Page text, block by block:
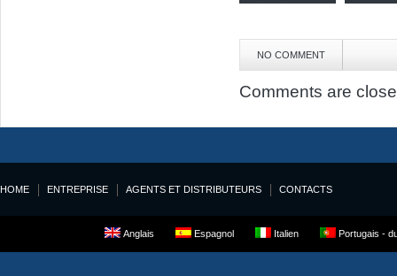
NO COMMENT
Comments are
HOME ENTREPRISE AGENTS ET DISTRIBUTEURS CONTACTS
Anglais Espagnol Italien Portugais -